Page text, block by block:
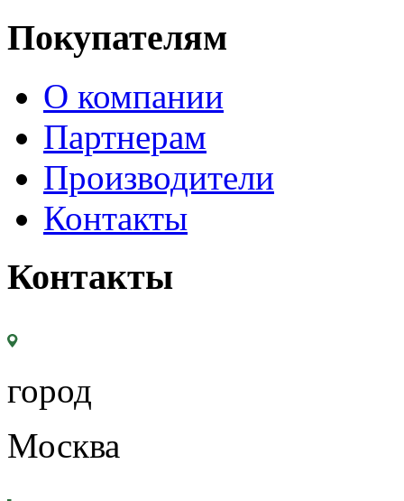
Покупателям
О компании
Партнерам
Производители
Контакты
Контакты
город
Москва